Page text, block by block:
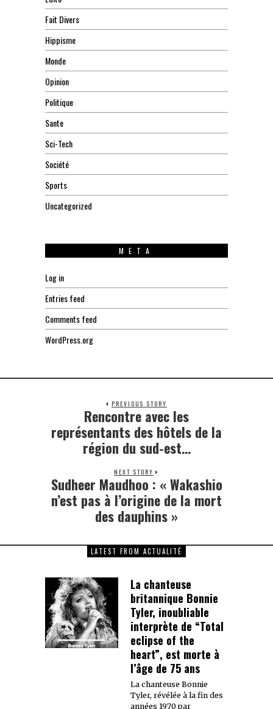
Fait Divers
Hippisme
Monde
Opinion
Politique
Sante
Sci-Tech
Société
Sports
Uncategorized
META
Log in
Entries feed
Comments feed
WordPress.org
PREVIOUS STORY
Previous
post:
Rencontre avec les
représentants des hôtels de la
région du sud-est…
NEXT STORY
Next
post:
Sudheer Maudhoo : « Wakashio
n’est pas à l’origine de la mort
des dauphins »
LATEST FROM ACTUALITÉ
La chanteuse
britannique Bonnie
Tyler, inoubliable
interprète de “Total
eclipse of the
heart”, est morte à
l’âge de 75 ans
La chanteuse Bonnie
Tyler, révélée à la fin des
années 1970 par